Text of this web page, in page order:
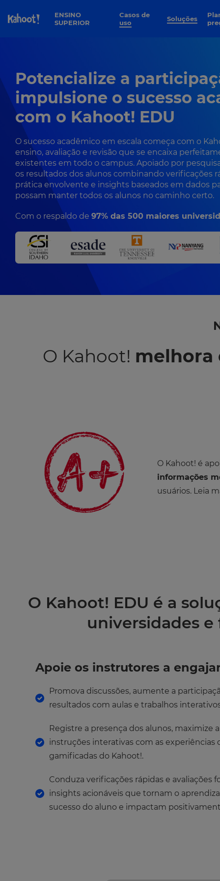
ENSINO
SUPERIOR
Casos de
uso
Soluções
Planos e
Potencialize a
impulsione o sucesso
com o Kahoot! EDU
O sucesso acadêmico em escala começa com o
ensino, avaliação e revisão que se encaixa
existentes em todo o campus. Apoiado por
os resultados dos alunos combinando verificações
prática envolvente e insights baseados em dados
possam manter todos os alunos no caminho certo.
Com o respaldo de 97% das 500 maiores
O Kahoot! melhora
O Kahoot! é
informações
usuários. Leia
O Kahoot! EDU é a
universidades e
Apoie os instrutores a
Promova discussões, aumente a
resultados com aulas e trabalhos
Registre a presença dos alunos, maximize
instruções interativas com as experiências
gamificadas do Kahoot!.
Conduza verificações rápidas e avaliações
insights acionáveis que tornam o
sucesso do aluno e impactam